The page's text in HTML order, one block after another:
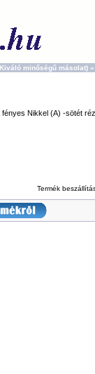
minőségű másolat)
Nikkel (A) -sötét
Termék